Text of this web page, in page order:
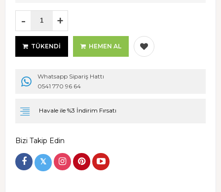
- +
TÜKENDI HEMEN AL
Whatsapp Sipariş Hattı
0541 770 96 64
Havale ile %3 İndirim Fırsatı
Bizi Takip Edin
𝕏